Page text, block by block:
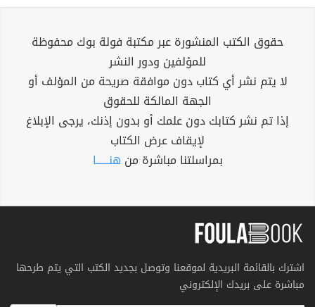
حقوق الكتب المنشورة عبر مكتبة فولة بوك محفوظة
للمؤلفين ودور النشر
لا يتم نشر أي كتاب دون موافقة صريحة من المؤلف أو
الجهة المالكة للحقوق
إذا تم نشر كتابك دون علمك أو بدون إذنك، يرجى الإبلاغ
لإيقاف عرض الكتاب
بمراسلتنا مباشرة من هنــــــا
اشترك بالقائمة البريدية لموقعنا وتوصل بجديد الكتب التي يتم طرحها
مباشرة على بريدك الإلكتروني